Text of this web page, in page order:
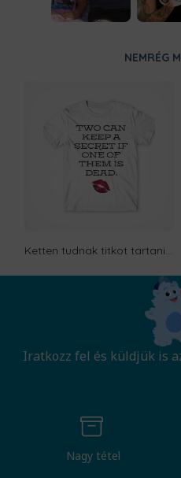
NEMRÉG
Ketten tudnak titkot tartani, ha ez egyikük halott
Iratkozz fel és küldjük is
Nagy tétel